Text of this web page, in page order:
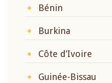
Bénin
Burkina
Côte d’Ivoire
Guinée-Bissau